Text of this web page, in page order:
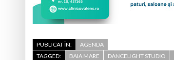
PUBLICAT ÎN:
AGENDA
TAGGED:
BAIA MARE DANCELIGHT STUDIO